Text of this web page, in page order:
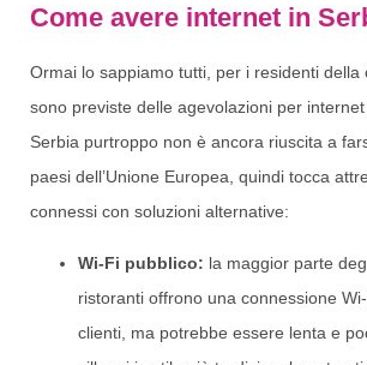
Come avere internet in
Ormai lo sappiamo tutti, per i residenti della
sono previste delle agevolazioni per internet
Serbia purtroppo non è ancora riuscita a
paesi dell’Unione Europea, quindi tocca
connessi con soluzioni alternative:
Wi-Fi pubblico: la maggior parte
ristoranti offrono una connessione
clienti, ma potrebbe essere lenta e